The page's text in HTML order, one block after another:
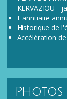
KERVAZIOU -
L'annuaire
Historique de
Accélération
Photos